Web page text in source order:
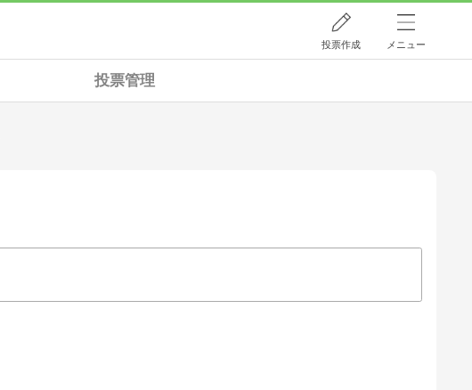
投票作成 メニュー
投票管理